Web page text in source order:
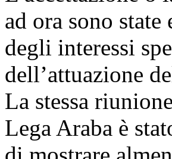
ad ora sono state
degli interessi
dell’attuazione
La stessa
Lega Araba è